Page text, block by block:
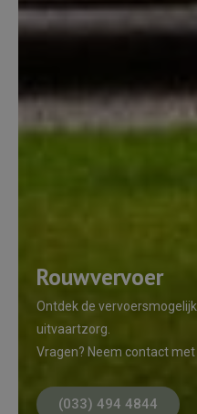
Rouwvervoer
Ontdek de
uitvaartzorg.
Vragen? Neem contact met
(033) 494 4844